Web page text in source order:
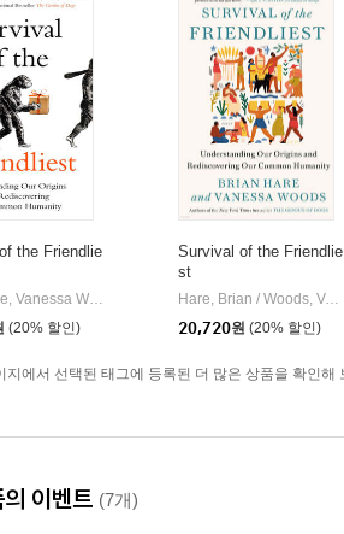
the Friendlie
Brian Hare, Vanessa Woods
Oneworld Publications
(20% 할인)
Survival of the Friendlie
st
Hare, Brian / Woods, Vanessa
20,720원 (20% 할인)
지에서 선택된 태그에 등록된 더 많은 상품을 확인해
이벤트 (7개)